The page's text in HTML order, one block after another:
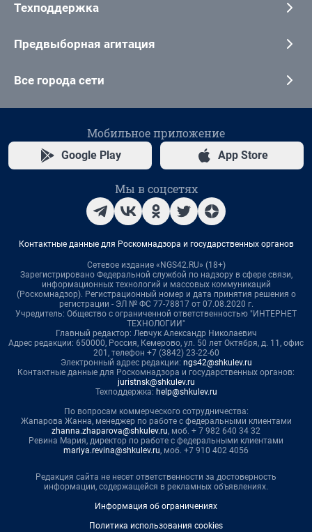
Техподдержка
Предвыборная агитация
Все города сети
Мобильное приложение
Google Play App Store
Мы в соцсетях
Контактные данные для Роскомнадзора и государственных органов
Сетевое издание «NGS42.RU» (18+)
Зарегистрировано Федеральной службой по надзору в сфере связи,
информационных технологий и массовых коммуникаций
(Роскомнадзор). Регистрационный номер и дата принятия решения о
регистрации - ЭЛ № ФС 77-78817 от 07.08.2020 г.
Учредитель: Общество с ограниченной ответственностью "ИНТЕРНЕТ
ТЕХНОЛОГИИ"
Главный редактор: Левчук Александр Николаевич
Адрес редакции: 650000, Россия, Кемерово, ул. 50 лет Октября, д. 11, офис
201, телефон +7 (3842) 23-22-60
Электронный адрес редакции: ngs42@shkulev.ru
Контактные данные для Роскомнадзора и государственных органов:
juristnsk@shkulev.ru
Техподдержка: help@shkulev.ru
По вопросам коммерческого сотрудничества:
Жапарова Жанна, менеджер по работе с федеральными клиентами
zhanna.zhaparova@shkulev.ru, моб. + 7 982 640 34 32
Ревина Мария, директор по работе с федеральными клиентами
mariya.revina@shkulev.ru, моб. +7 910 402 4056
Редакция сайта не несет ответственности за достоверность
информации, содержащейся в рекламных объявлениях.
Информация об ограничениях
Политика использования cookies